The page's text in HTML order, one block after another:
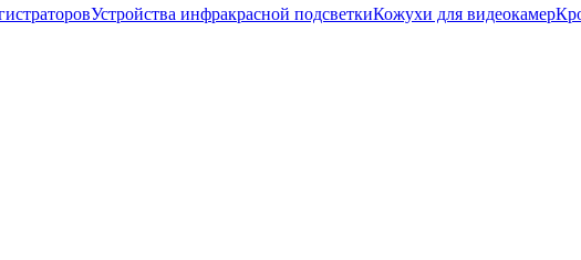
Устройства инфракрасной подсветкиКожухи для видеокамер